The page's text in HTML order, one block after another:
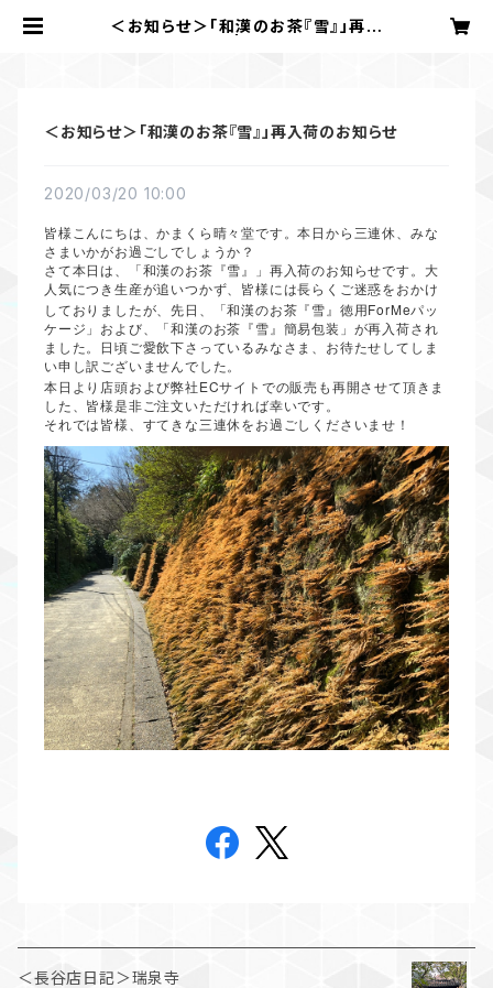
＜お知らせ＞「和漢のお茶『雪』」再入
＜お知らせ＞「和漢のお茶『雪』」再入荷のお知らせ
2020/03/20 10:00
皆様こんにちは、かまくら晴々堂です。本日から三連休、みな
さまいかがお過ごしでしょうか？
さて本日は、「和漢のお茶『雪』」再入荷のお知らせです。大
人気につき生産が追いつかず、皆様には長らくご迷惑をおかけ
しておりましたが、先日、「和漢のお茶『雪』徳用 ForMeパッ
ケージ」および、「和漢のお茶『雪』簡易包装」が再入荷され
ました。日頃ご愛飲下さっているみなさま、お待たせしてしま
い申し訳ございませんでした。
本日より店頭および弊社 ECサイトでの販売も再開させて頂きま
した、皆様是非ご注文いただければ幸いです。
それでは皆様、すてきな三連休をお過ごしくださいませ！
＜長谷店日記＞瑞泉寺